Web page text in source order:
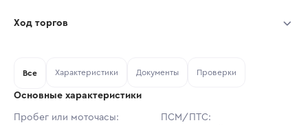
Тип аукциона: Открытые торги
Ход торгов
Все Характеристики Документы Проверки
Основные характеристики
Пробег или моточасы:
ПСМ/ПТС: